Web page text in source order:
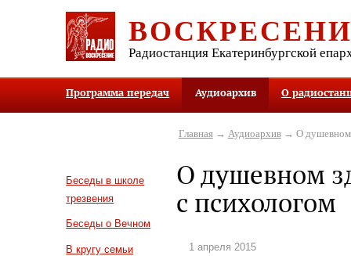
Радиостанция Екатеринбургской
Программа передач Аудиоархив О
Беседы в школе
трезвения
Беседы о Вечном
В кругу семьи
Главная→ Аудиоархив→ О душевном
О душевном
с психологом
1 апреля 2015